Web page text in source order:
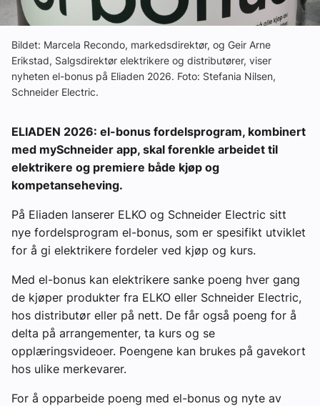
Bransjekommentar
Nyheter
Aktuelle prosjekter
Bildet: Marcela Recondo, markedsdirektør, og Geir Arne
Erikstad, Salgsdirektør elektrikere og distributører, viser
nyheten el-bonus på Eliaden 2026. Foto: Stefania Nilsen,
Schneider Electric.
ELIADEN 2026: el-bonus fordelsprogram, kombinert
med mySchneider app, skal forenkle arbeidet til
elektrikere og premiere både kjøp og
kompetanseheving.
På Eliaden lanserer ELKO og Schneider Electric sitt
nye fordelsprogram el-bonus, som er spesifikt utviklet
for å gi elektrikere fordeler ved kjøp og kurs.
Med el-bonus kan elektrikere sanke poeng hver gang
de kjøper produkter fra ELKO eller Schneider Electric,
hos distributør eller på nett. De får også poeng for å
delta på arrangementer, ta kurs og se
opplæringsvideoer. Poengene kan brukes på gavekort
hos ulike merkevarer.
For å opparbeide poeng med el-bonus og nyte av